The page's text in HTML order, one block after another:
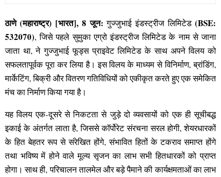
ठाणे (महाराष्ट्र) [भारत], 8 जून: गुज्जुभाई इंडस्ट्रीज लिमिटेड (BSE:
532070), जिसे पहले सुमुका एग्रो इंडस्ट्रीज लिमिटेड के नाम से जाना
जाता था, ने गुज्जुभाई फूड्स प्राइवेट लिमिटेड के साथ अपने विलय को
सफलतापूर्वक पूरा कर लिया है। इस विलय के माध्यम से विनिर्माण, ब्रांडिंग,
मार्केटिंग, बिक्री और वितरण गतिविधियों को एकीकृत करते हुए एक समेकित
मंच का निर्माण किया गया है।
यह विलय एक-दूसरे से निकटता से जुड़े दो व्यवसायों को एक ही सूचीबद्ध
इकाई के अंतर्गत लाता है, जिससे कॉर्पोरेट संरचना सरल होगी, शेयरधारकों
के हित बेहतर रूप से संरेखित होंगे, संभावित हितों के टकराव समाप्त होंगे
तथा भविष्य में होने वाले मूल्य सृजन का लाभ सभी हितधारकों को प्राप्त
होगा। साथ ही, परिचालन तालमेल और बड़े पैमाने की कार्यक्षमताओं का लाभ